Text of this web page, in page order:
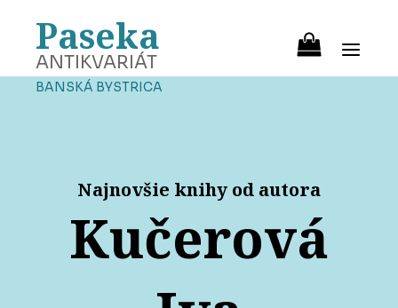
Paseka
ANTIKVARIÁT
BANSKÁ BYSTRICA
Najnovšie knihy od autora
Kučerová